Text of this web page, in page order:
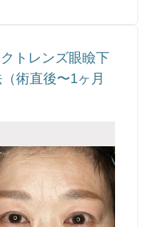
トレンズ眼瞼下
術直後〜1ヶ月